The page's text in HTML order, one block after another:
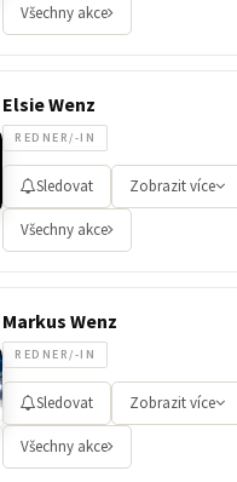
Všechny akce
Elsie Wenz
REDNER/-IN
Sledovat Zobrazit více
Všechny akce
Markus Wenz
REDNER/-IN
Sledovat Zobrazit více
Všechny akce